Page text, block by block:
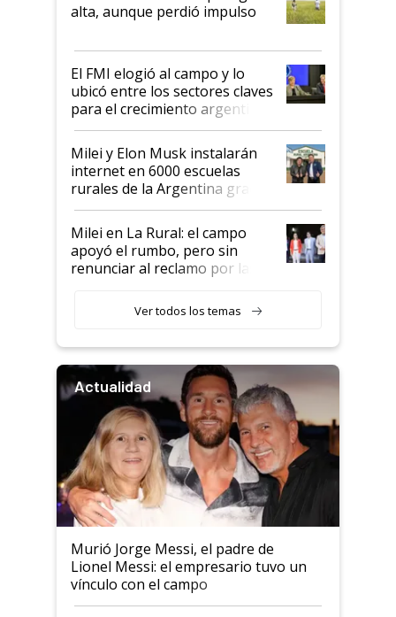
que de una dura crisis salió
de Milei
alta, aunque perdió impulso
El FMI elogió al campo y lo
ubicó entre los sectores claves
para el crecimiento argentino
Milei y Elon Musk instalarán
internet en 6000 escuelas
rurales de la Argentina gracias
a un acuerdo con Starlink
Milei en La Rural: el campo
apoyó el rumbo, pero sin
renunciar al reclamo por las
Ver todos los temas
Actualidad
Murió Jorge Messi, el padre de
Lionel Messi: el empresario tuvo un
vínculo con el campo